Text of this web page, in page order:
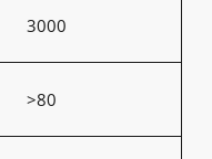
3000
>80